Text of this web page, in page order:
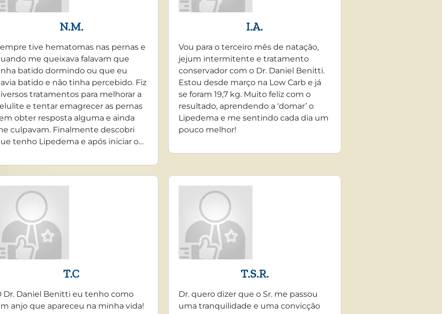
N.M.
tive hematomas nas pernas e
me queixava falavam que
batido dormindo ou que eu
batido e não tinha percebido. Fiz
tratamentos para melhorar a
e tentar emagrecer as pernas
obter resposta alguma e ainda
culpavam. Finalmente descobri
tenho Lipedema e após iniciar o…
I.A.
Vou para o terceiro mês de natação,
jejum intermitente e tratamento
conservador com o Dr. Daniel Benitti.
Estou desde março na Low Carb e já
se foram 19,7 kg. Muito feliz com o
resultado, aprendendo a ‘domar’ o
Lipedema e me sentindo cada dia um
pouco melhor!
T.C
Dr. Daniel Benitti eu tenho como
anjo que apareceu na minha vida!
T.S.R.
Dr. quero dizer que o Sr. me passou
uma tranquilidade e uma convicção